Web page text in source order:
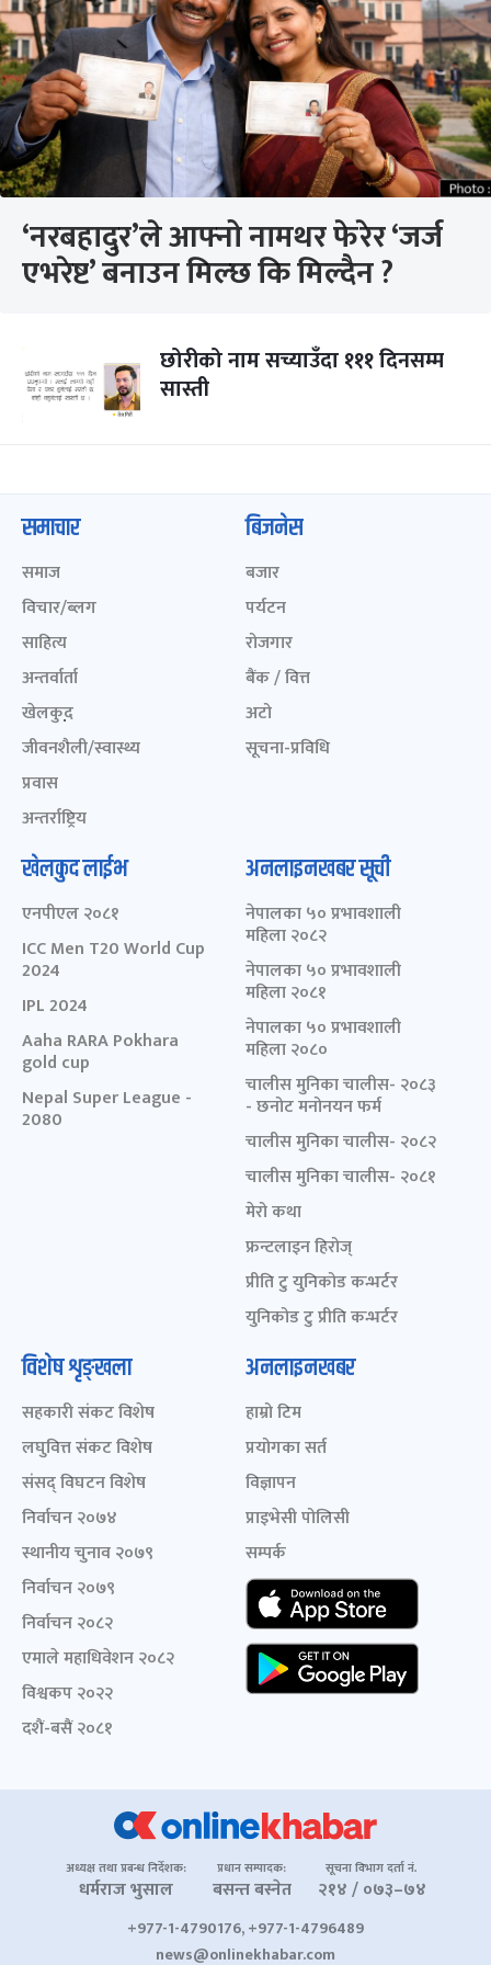
‘नरबहादुर’ले आफ्नो नामथर फेरेर ‘जर्ज
एभरेष्ट’ बनाउन मिल्छ कि मिल्दैन ?
छोरीको नाम सच्याउँदा १११ दिनसम्म
सास्ती
समाचार
समाज
विचार/ब्लग
साहित्य
अन्तर्वार्ता
खेलकुद़़
जीवनशैली/स्वास्थ्य
प्रवास
अन्तर्राष्ट्रिय
बिजनेस
बजार
पर्यटन
रोजगार
बैंक / वित्त
अटो
सूचना-प्रविधि
खेलकुद लाईभ
एनपीएल २०८१
ICC Men T20 World Cup
2024
IPL 2024
Aaha RARA Pokhara
gold cup
Nepal Super League -
2080
अनलाइनखबर सूची
नेपालका ५० प्रभावशाली
महिला २०८२
नेपालका ५० प्रभावशाली
महिला २०८१
नेपालका ५० प्रभावशाली
महिला २०८०
चालीस मुनिका चालीस- २०८३
- छनोट मनोनयन फर्म
चालीस मुनिका चालीस- २०८२
चालीस मुनिका चालीस- २०८१
मेरो कथा
फ्रन्टलाइन हिरोज्
प्रीति टु युनिकोड कन्भर्टर
युनिकोड टु प्रीति कन्भर्टर
विशेष शृङ्खला
सहकारी संकट विशेष
लघुवित्त संकट विशेष
संसद् विघटन विशेष
निर्वाचन २०७४
स्थानीय चुनाव २०७९
निर्वाचन २०७९
निर्वाचन २०८२
एमाले महाधिवेशन २०८२
विश्वकप २०२२
दशैं-बसैं २०८१
अनलाइनखबर
हाम्रो टिम
प्रयोगका सर्त
विज्ञापन
प्राइभेसी पोलिसी
सम्पर्क
अध्यक्ष तथा प्रबन्ध निर्देशक:
धर्मराज भुसाल
प्रधान सम्पादक:
बसन्त बस्नेत
सूचना विभाग दर्ता नं.
२१४ / ०७३–७४
+977-1-4790176, +977-1-4796489
news@onlinekhabar.com